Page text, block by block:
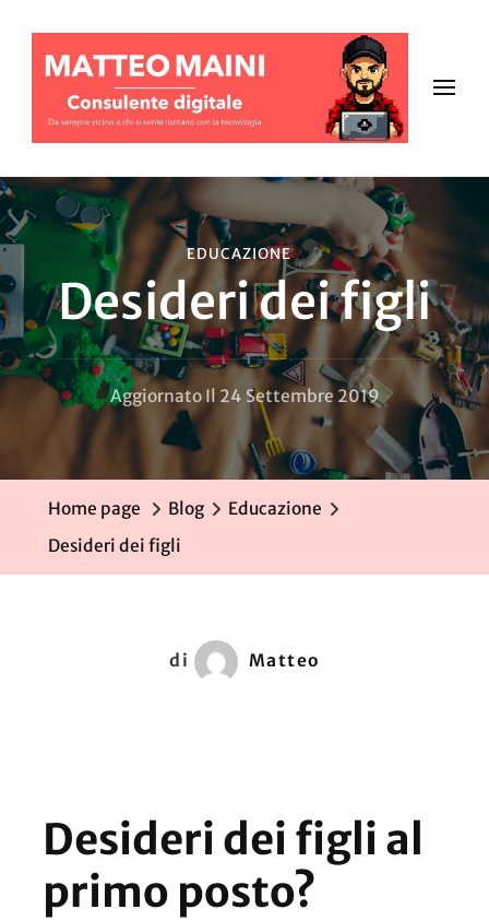
EDUCAZIONE
Desideri dei figli
Aggiornato Il 24 Settembre 2019
Home page Blog
Educazione
Desideri dei figli
di Matteo
Desideri dei figli al
primo posto?